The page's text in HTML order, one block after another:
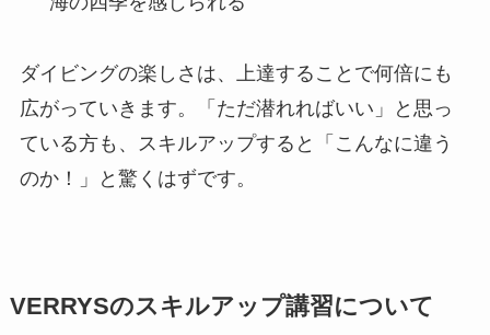
ダイビングの楽しさは、上達することで何倍にも
広がっていきます。「ただ潜れればいい」と思っ
ている方も、スキルアップすると「こんなに違う
のか！」と驚くはずです。
VERRYSのスキルアップ講習について